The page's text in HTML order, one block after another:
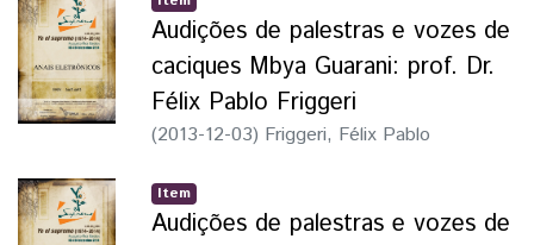
Audições de palestras e vozes de
caciques Mbya Guarani: prof. Dr.
Félix Pablo Friggeri
(2013-12-03) Friggeri, Félix Pablo
Item
Audições de palestras e vozes de